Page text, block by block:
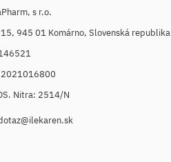
s r.o.
945 01 Komárno, Slovenská republika
2021016800
Nitra: 2514/N